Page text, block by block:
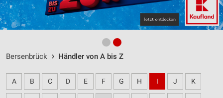
Bersenbrück Händler von A bis Z
A B C D E F G H I J K